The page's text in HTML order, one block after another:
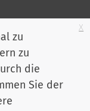
x
zu
zu
die
Sie der
Bluesky